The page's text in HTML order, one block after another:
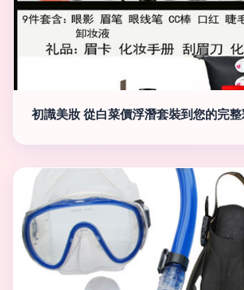
初識美妝 從白菜價浮潛套裝到您的完